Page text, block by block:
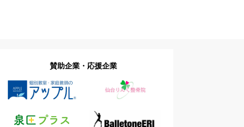
賛助企業・応援企業